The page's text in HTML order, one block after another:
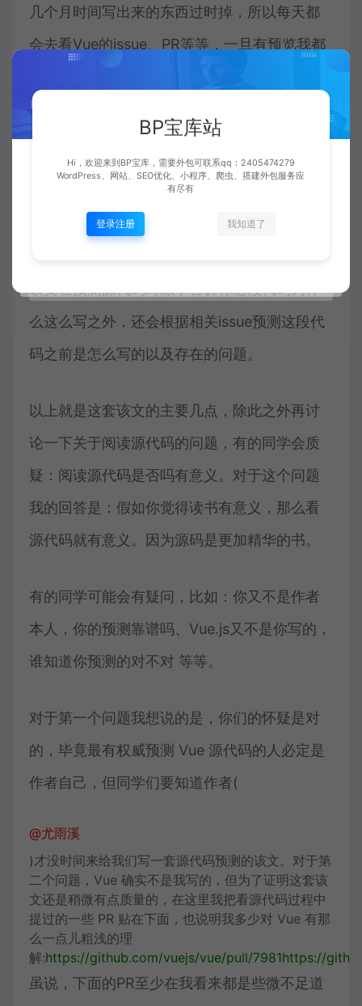
几个月时间写出来的东西过时掉，所以每天都
会去看Vue的issue、PR等等，一旦有预览我都
深度预测 – 讲解issue
我们知道Vue这个项目自诞生以来一直都在不断
的预览完善，比如添加新的特性，修复已知bug
等等。而在这个过程中源代码也将越来越完
该文在预测源代码时除了告诉你这段代码为什
么这么写之外，还会根据相关issue预测这段代
码之前是怎么写的以及存在的问题。
以上就是这套该文的主要几点，除此之外再讨
论一下关于阅读源代码的问题，有的同学会质
疑：阅读源代码是否吗有意义。对于这个问题
我的回答是：假如你觉得读书有意义，那么看
源代码就有意义。因为源码是更加精华的书。
有的同学可能会有疑问，比如：你又不是作者
本人，你的预测靠谱吗、Vue.js又不是你写的，
谁知道你预测的对不对 等等。
对于第一个问题我想说的是，你们的怀疑是对
的，毕竟最有权威预测 Vue 源代码的人必定是
作者自己，但同学们要知道作者(
@尤雨溪
)才没时间来给我们写一套源代码预测的该文。对于第
二个问题，Vue 确实不是我写的，但为了证明这套该
文还是稍微有点质量的，在这里我把看源代码过程中
提过的一些 PR 贴在下面，也说明我多少对 Vue 有那
么一点儿粗浅的理
解:https://github.com/vuejs/vue/pull/7981https://
虽说，下面的PR至少在我看来都是些微不足道
BP宝库站
Hi，欢迎来到BP宝库，需要外包可联系qq：2405474279
WordPress、网站、SEO优化、小程序、爬虫、搭建外包服务应
有尽有
登录注册 我知道了